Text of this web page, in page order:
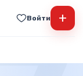
Войти +